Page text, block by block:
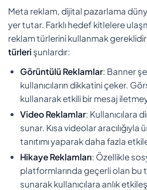
Meta reklam, dijital pazarlama
yer tutar. Farklı hedef kitlelere
reklam türlerini kullanmak gereklidir.
türleri şunlardır:
Görüntülü Reklamlar: Banner
kullanıcıların dikkatini çeker.
kullanarak etkili bir mesaj
Video Reklamlar: Kullanıcılara
sunar. Kısa videolar aracılığıyla
tanıtımı yaparak daha fazla
Hikaye Reklamları: Özellikle
platformlarında geçerli olan bu
sunarak kullanıcılara anlık